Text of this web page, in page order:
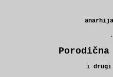
i drugi